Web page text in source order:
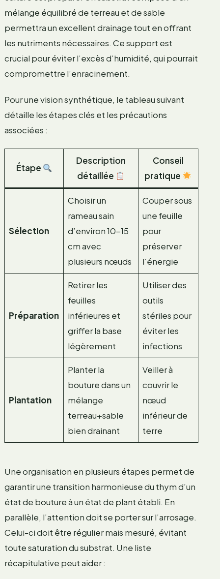
mélange équilibré de terreau et de sable
permettra un excellent drainage tout en offrant
les nutriments nécessaires. Ce support est
crucial pour éviter l’excès d’humidité, qui pourrait
compromettre l’enracinement.
Pour une vision synthétique, le tableau suivant
détaille les étapes clés et les précautions
associées :
Étape
Description
détaillée
Conseil
pratique
Sélection
Choisir un
rameau sain
d’environ 10-15
cm avec
plusieurs nœuds
Couper sous
une feuille
pour
préserver
l’énergie
Préparation
Retirer les
feuilles
inférieures et
griffer la base
légèrement
Utiliser des
outils
stériles pour
éviter les
infections
Plantation
Planter la
bouture dans un
mélange
terreau+sable
bien drainant
Veiller à
couvrir le
nœud
inférieur de
terre
Une organisation en plusieurs étapes permet de
garantir une transition harmonieuse du thym d’un
état de bouture à un état de plant établi. En
parallèle, l’attention doit se porter sur l’arrosage.
Celui-ci doit être régulier mais mesuré, évitant
toute saturation du substrat. Une liste
récapitulative peut aider :